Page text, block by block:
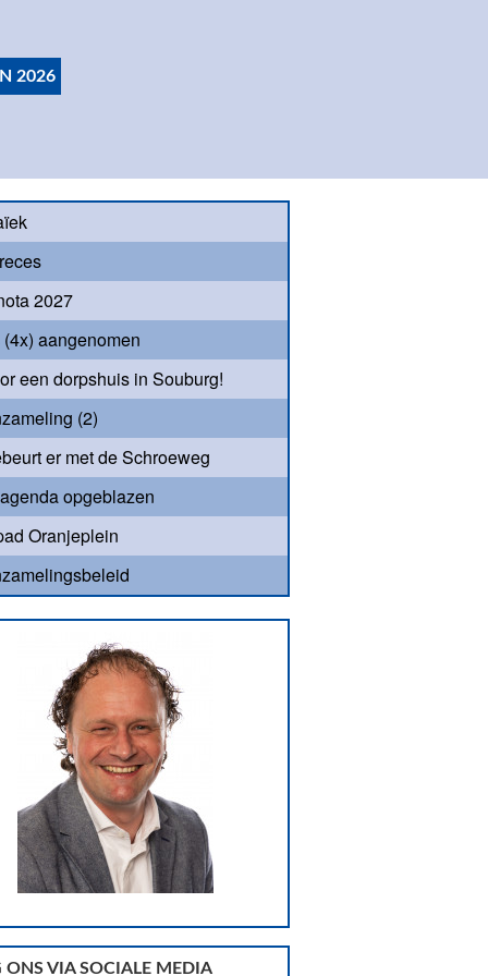
2026
2027
aangenomen
een dorpshuis in Souburg!
(2)
er met de Schroeweg
opgeblazen
Oranjeplein